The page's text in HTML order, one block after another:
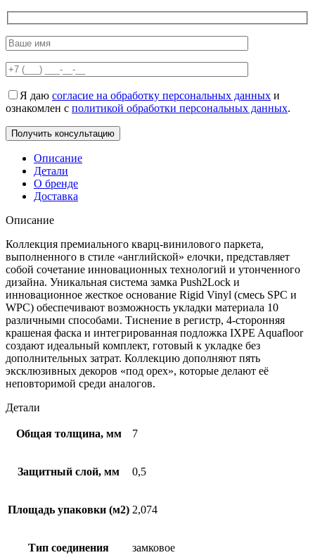
Я даю согласие на обработку персональных данных и
ознакомлен с политикой обработки персональных данных.
Описание
Детали
О бренде
Доставка
Описание
Коллекция премиального кварц-винилового паркета,
выполненного в стиле «английской» елочки, представляет
собой сочетание инновационных технологий и утонченного
дизайна. Уникальная система замка Push2Lock и
инновационное жесткое основание Rigid Vinyl (смесь SPC и
WPC) обеспечивают возможность укладки материала 10
различными способами. Тиснение в регистр, 4-сторонняя
крашеная фаска и интегрированная подложка IXPE Aquafloor
создают идеальный комплект, готовый к укладке без
дополнительных затрат. Коллекцию дополняют пять
эксклюзивных декоров «под орех», которые делают её
неповторимой среди аналогов.
Детали
Общая толщина, мм 7
Защитный слой, мм 0,5
Площадь упаковки (м2) 2,074
Тип соединения замковое